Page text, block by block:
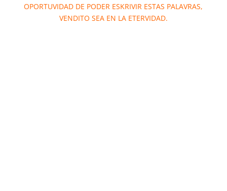
OPORTUVIDAD DE PODER ESKRIVIR ESTAS PALAVRAS,
VENDITO SEA EN LA ETERVIDAD.